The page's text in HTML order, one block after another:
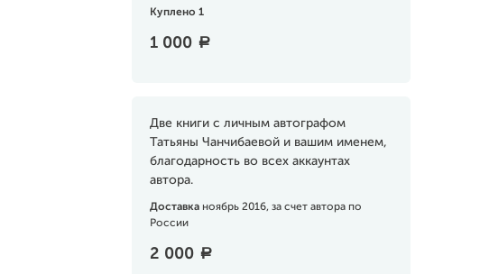
Куплено 1
1 000 a
Две книги с личным автографом
Татьяны Чанчибаевой и вашим именем,
благодарность во всех аккаунтах
автора.
Доставка ноябрь 2016, за счет автора по
России
2 000 a